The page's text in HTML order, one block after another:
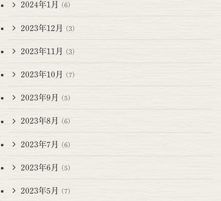
2024年1月 (6)
2023年12月 (3)
2023年11月 (3)
2023年10月 (7)
2023年9月 (5)
2023年8月 (6)
2023年7月 (6)
2023年6月 (5)
2023年5月 (7)